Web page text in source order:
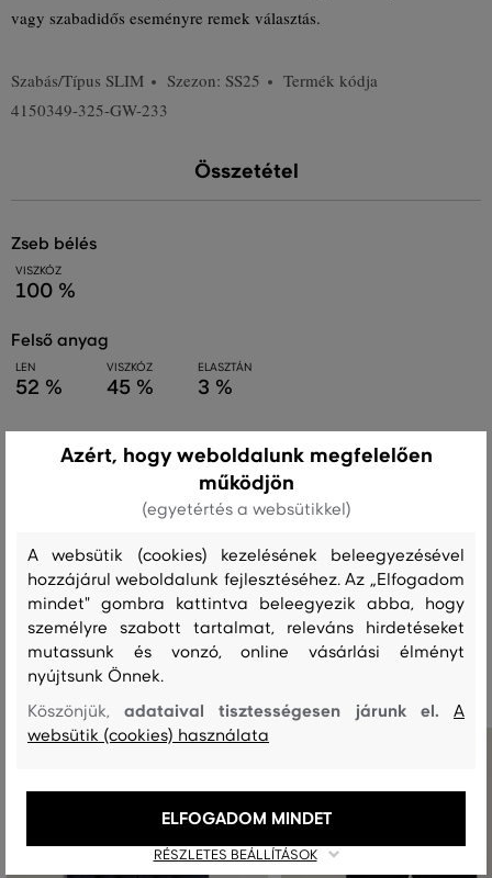
vagy szabadidős eseményre remek választás.
Szabás/Típus SLIM Szezon: SS25
Termék kódja
4150349-325-GW-233
Összetétel
zseb bélés
VISZKÓZ
100 %
felső anyag
LEN
52 %
VISZKÓZ
45 %
ELASZTÁN
3 %
Kezelési útmutató
Ajánlott termékek
Azért, hogy weboldalunk megfelelően
működjön
(egyetértés a websütikkel)
A websütik (cookies) kezelésének beleegyezésével
hozzájárul weboldalunk fejlesztéséhez. Az „Elfogadom
mindet" gombra kattintva beleegyezik abba, hogy
személyre szabott tartalmat, releváns hirdetéseket
mutassunk és vonzó, online vásárlási élményt
nyújtsunk Önnek.
Köszönjük,adataival tisztességesen járunk el.A
websütik (cookies) használata
RÉSZLETES BEÁLLÍTÁSOK
ELFOGADOM MINDET